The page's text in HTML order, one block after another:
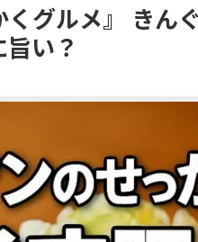
くグルメ』 きん
い？